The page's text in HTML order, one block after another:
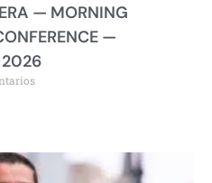
— MORNING
—
2026